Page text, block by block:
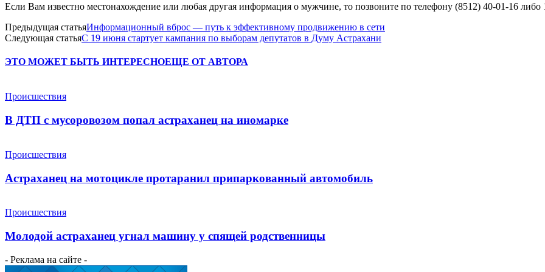
Если Вам известно местонахождение или любая другая информация о мужчине, то позвоните по телефону (8512) 40-01-16 либо
Предыдущая статьяИнформационный вброс — путь к эффективному продвижению в сети
Следующая статьяС 19 июня стартует кампания по выборам депутатов в Думу Астрахани
ЭТО МОЖЕТ БЫТЬ ИНТЕРЕСНОЕЩЕ ОТ АВТОРА
Происшествия
В ДТП с мусоровозом попал астраханец на иномарке
Происшествия
Астраханец на мотоцикле протаранил припаркованный автомобиль
Происшествия
Молодой астраханец угнал машину у спящей родственницы
- Реклама на сайте -